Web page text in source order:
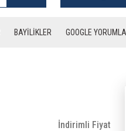
BAYİLİKLER GOOGLE
İndirimli Fiyat